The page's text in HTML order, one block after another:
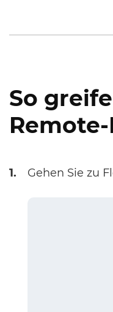
So
1. Gehen Sie zu